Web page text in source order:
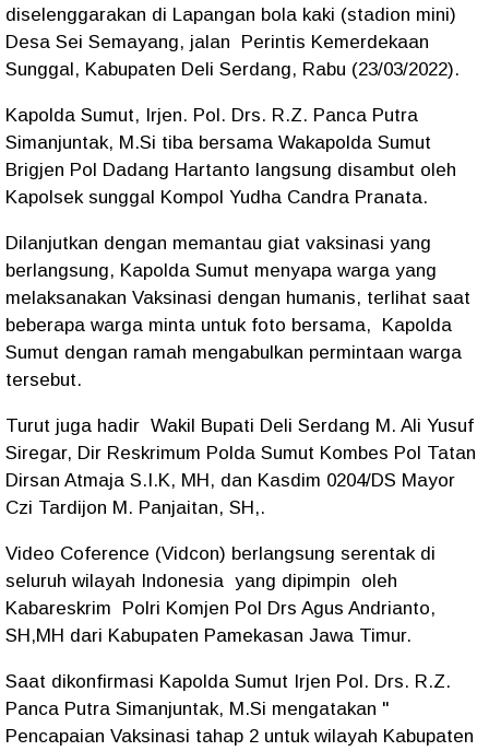
diselenggarakan di Lapangan bola kaki (stadion mini)
Desa Sei Semayang, jalan Perintis Kemerdekaan
Sunggal, Kabupaten Deli Serdang, Rabu (23/03/2022).
Kapolda Sumut, Irjen. Pol. Drs. R.Z. Panca Putra
Simanjuntak, M.Si tiba bersama Wakapolda Sumut
Brigjen Pol Dadang Hartanto langsung disambut oleh
Kapolsek sunggal Kompol Yudha Candra Pranata.
Dilanjutkan dengan memantau giat vaksinasi yang
berlangsung, Kapolda Sumut menyapa warga yang
melaksanakan Vaksinasi dengan humanis, terlihat saat
beberapa warga minta untuk foto bersama, Kapolda
Sumut dengan ramah mengabulkan permintaan warga
tersebut.
Turut juga hadir Wakil Bupati Deli Serdang M. Ali Yusuf
Siregar, Dir Reskrimum Polda Sumut Kombes Pol Tatan
Dirsan Atmaja S.I.K, MH, dan Kasdim 0204/DS Mayor
Czi Tardijon M. Panjaitan, SH,.
Video Coference (Vidcon) berlangsung serentak di
seluruh wilayah Indonesia yang dipimpin oleh
Kabareskrim Polri Komjen Pol Drs Agus Andrianto,
SH,MH dari Kabupaten Pamekasan Jawa Timur.
Saat dikonfirmasi Kapolda Sumut Irjen Pol. Drs. R.Z.
Panca Putra Simanjuntak, M.Si mengatakan "
Pencapaian Vaksinasi tahap 2 untuk wilayah Kabupaten